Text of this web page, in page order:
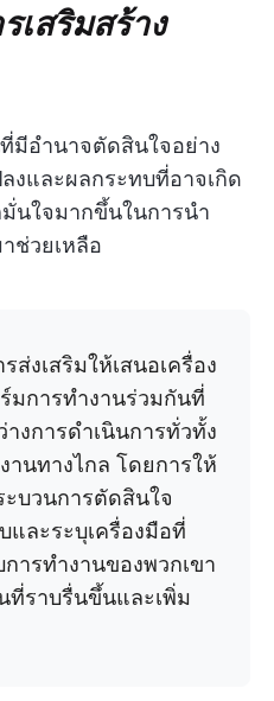
เสริมสร้าง
มีอำนาจตัดสินใจอย่าง
งและผลกระทบที่อาจเกิด
นใจมากขึ้นในการนำ
ช่วยเหลือ
ส่งเสริมให้เสนอเครื่อง
มการทำงานร่วมกันที่
งการดำเนินการทั่วทั้ง
านทางไกล โดยการให้
บวนการตัดสินใจ
และระบุเครื่องมือที่
ารทำงานของพวกเขา
ที่ราบรื่นขึ้นและเพิ่ม